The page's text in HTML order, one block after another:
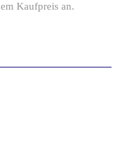
Kaufpreis an.